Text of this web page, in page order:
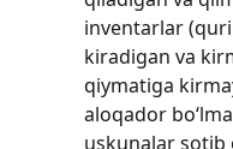
inventarlar
kiradigan va
qiymatiga
aloqador
uskunalar sotib